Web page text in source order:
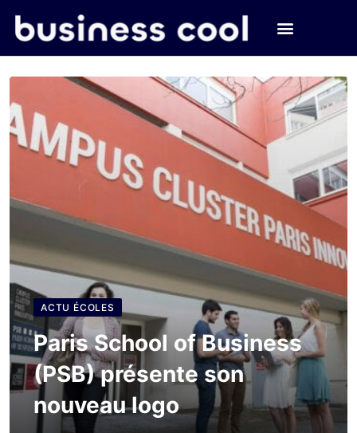
ACTU ÉCOLES
Paris School of Business
(PSB) présente son
nouveau logo